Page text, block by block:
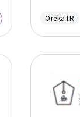
OrekaTR